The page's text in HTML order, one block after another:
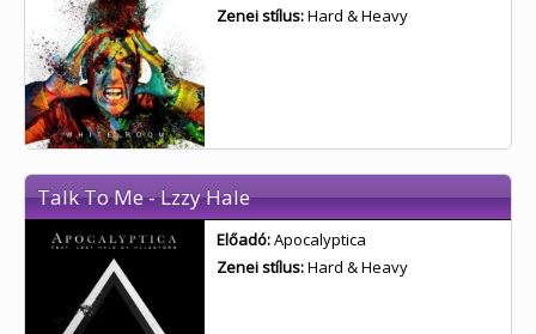
Zenei stílus:Hard & Heavy
Talk To Me - Lzzy Hale
Előadó:Apocalyptica
Zenei stílus:Hard & Heavy